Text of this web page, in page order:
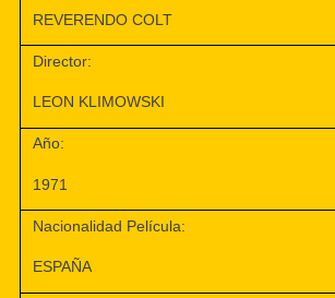
REVERENDO COLT
Director:
LEON KLIMOWSKI
Año:
1971
Nacionalidad Película:
ESPAÑA